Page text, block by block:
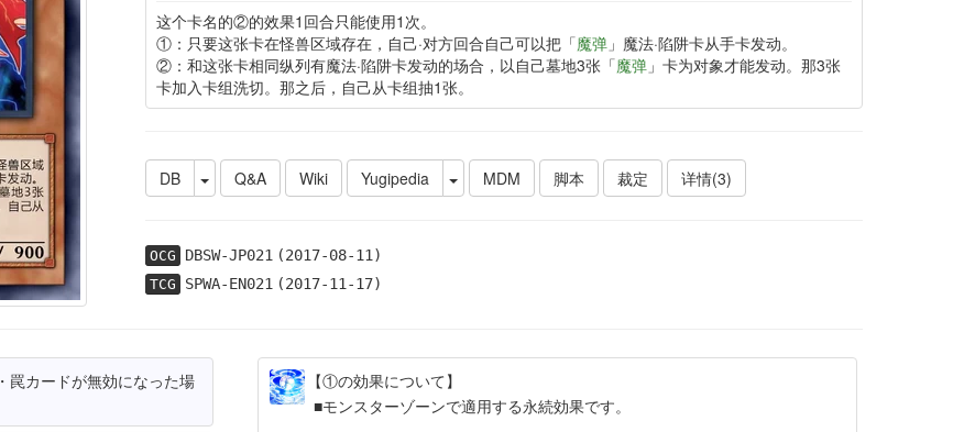
这个卡名的②的效果1回合只能使用1次。
①：只要这张卡在怪兽区域存在，自己·对方回合自己可以把「魔弹 」魔法·陷阱卡从手卡发动。
②：和这张卡相同纵列有魔法·陷阱卡发动的场合，以自己墓地3张「魔弹 」卡为对象才能发动。那3张
卡加入卡组洗切。那之后，自己从卡组抽1张。
DB Q&A Wiki Yugipedia MDM 脚本 裁定 详情(3)
OCG DBSW-JP021(2017-08-11)
TCG SPWA-EN021(2017-11-17)
罠カードが無効になった場
【①の効果について】
モンスターゾーンで適用する永続効果です。